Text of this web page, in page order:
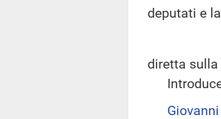
deputati e
diretta sulla